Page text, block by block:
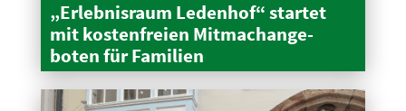
„Erleb­nisraum Ledenhof“ startet
mit kosten­freien Mitma­ch­an­ge­
boten für Familien